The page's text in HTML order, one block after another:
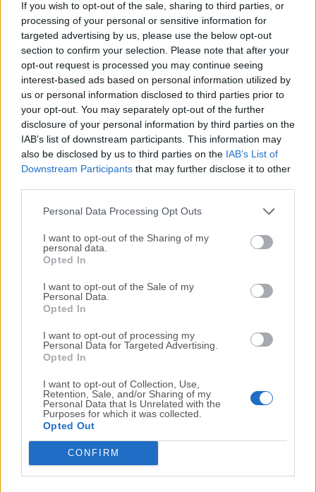
If you wish to opt-out of the sale, sharing to third parties, or
processing of your personal or sensitive information for
targeted advertising by us, please use the below opt-out
section to confirm your selection. Please note that after your
opt-out request is processed you may continue seeing
interest-based ads based on personal information utilized by
us or personal information disclosed to third parties prior to
your opt-out. You may separately opt-out of the further
disclosure of your personal information by third parties on the
IAB’s list of downstream participants. This information may
also be disclosed by us to third parties on the IAB’s List of
Downstream Participants that may further disclose it to other
Personal Data Processing Opt Outs
I want to opt-out of the Sharing of my
personal data.
Opted In
I want to opt-out of the Sale of my
Personal Data.
Opted In
I want to opt-out of processing my
Personal Data for Targeted Advertising.
Opted In
I want to opt-out of Collection, Use,
Retention, Sale, and/or Sharing of my
Personal Data that Is Unrelated with the
Purposes for which it was collected.
Opted Out
CONFIRM
generación de contenido para escritores que automatiza y
simplifica el proceso de composición y estructuración de
documentos largos y difíciles.Las potentes funciones de
Scrivener te dan un control completo sobre el formato de
dichos documentos, lo que facilita mucho al escritor la
creación de la siempre importante primera versión del
borrador del documento.Si tienes la tarea de escribir un
documento que requiere mucha referenciación,
seguimiento de notas, conceptos y documentos de
investigación que pueden o no incluir archivos de audio y
Características y Destacados...
Alternativas y Software Similar